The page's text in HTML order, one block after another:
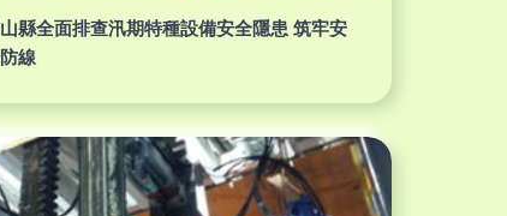
縣全面排查汛期特種設備安全隱患 筑牢安
線